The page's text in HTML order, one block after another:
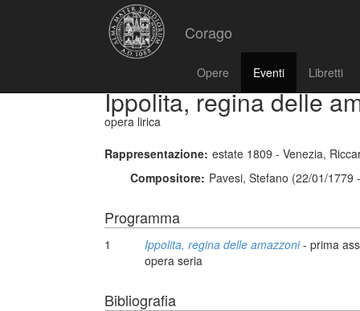
Corago
Opere Eventi Libretti
Ippolita, regina delle
opera lirica
Rappresentazione: estate 1809 - Venezia,
Compositore: Pavesi, Stefano (22/01/1779
Programma
1 Ippolita, regina delle amazzoni- prima
opera seria
Bibliografia